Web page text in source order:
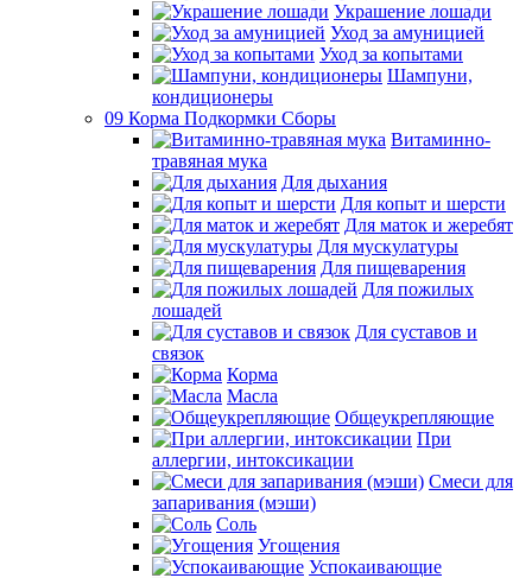
Украшение лошади
Уход за амуницией
Уход за копытами
Шампуни,
кондиционеры
09 Корма Подкормки Сборы
Витаминно-
травяная мука
Для дыхания
Для копыт и шерсти
Для маток и жеребят
Для мускулатуры
Для пищеварения
Для пожилых
лошадей
Для суставов и
связок
Корма
Масла
Общеукрепляющие
При
аллергии, интоксикации
Смеси для
запаривания (мэши)
Соль
Угощения
Успокаивающие